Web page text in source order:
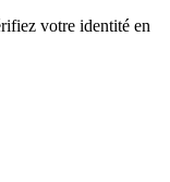
votre identité en